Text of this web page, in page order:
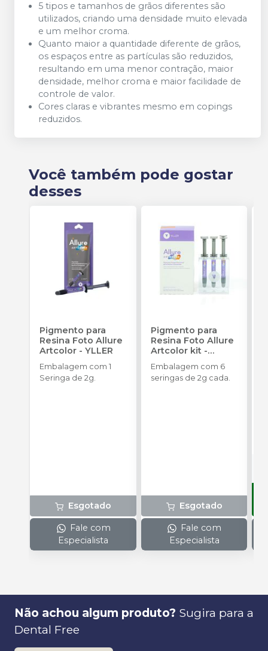
5 tipos e tamanhos de grãos diferentes são
utilizados, criando uma densidade muito elevada
e um melhor croma.
Quanto maior a quantidade diferente de grãos,
os espaços entre as partículas são reduzidos,
resultando em uma menor contração, maior
densidade, melhor croma e maior facilidade de
controle de valor.
Cores claras e vibrantes mesmo em copings
reduzidos.
Você também pode gostar
desses
Pigmento para
Resina Foto Allure
Artcolor -YLLER
Embalagem com 1
Seringa de 2g.
Esgotado
Fale com
Especialista
Pigmento para
Resina Foto Allure
Artcolor kit-
YLLER
Embalagem com 6
seringas de 2g cada.
Esgotado
Fale com
Especialista
Não achou algum produto? Sugira para a
Dental Free